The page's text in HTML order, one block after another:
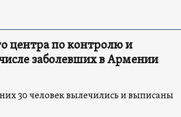
центра по контролю и
заболевших в Армении
30 человек вылечились и выписаны